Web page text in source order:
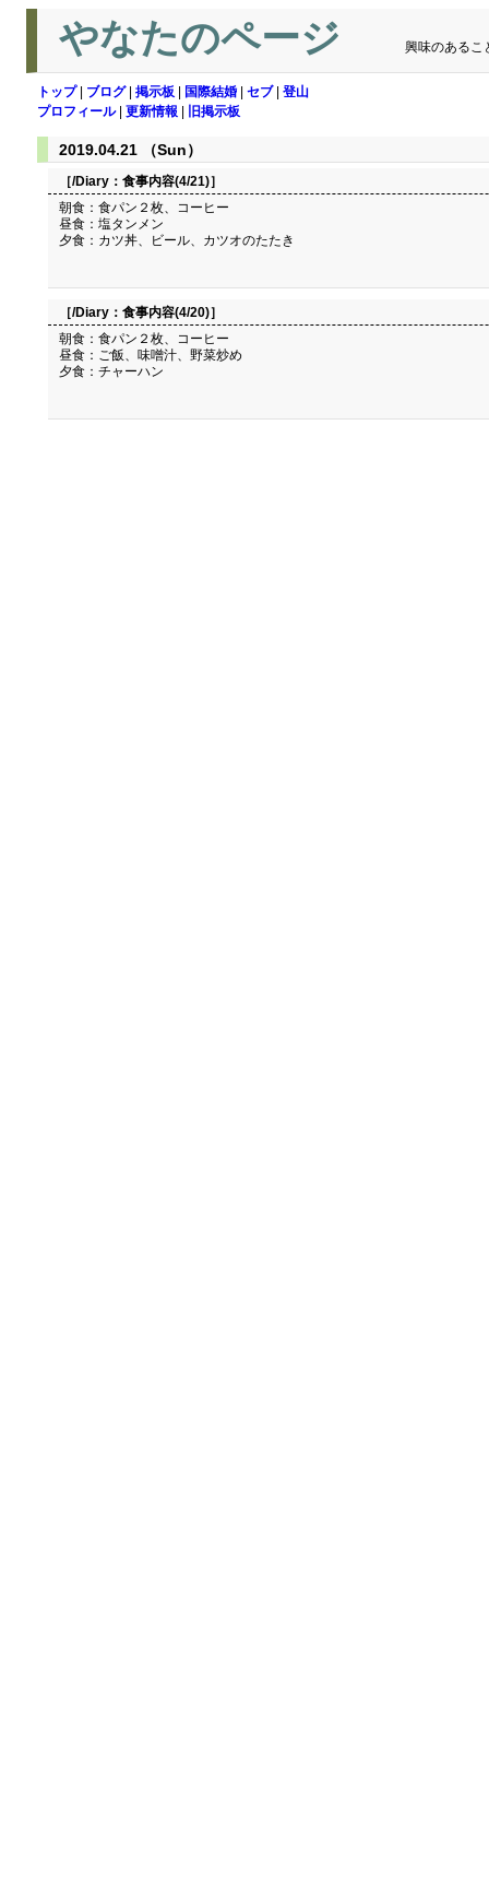
やなたのページ 興味のあるこ
トップ| ブログ| 掲示板 国際結婚 セブ| 登山
プロフィール| 更新情報 旧掲示板
2019.04.21 （Sun）
［/Diary： 食事内容(4/21)］
朝食：食パン２枚、コーヒー
昼食：塩タンメン
夕食：カツ丼、ビール、カツオのたたき
［/Diary： 食事内容(4/20)］
朝食：食パン２枚、コーヒー
昼食：ご飯、味噌汁、野菜炒め
夕食：チャーハン